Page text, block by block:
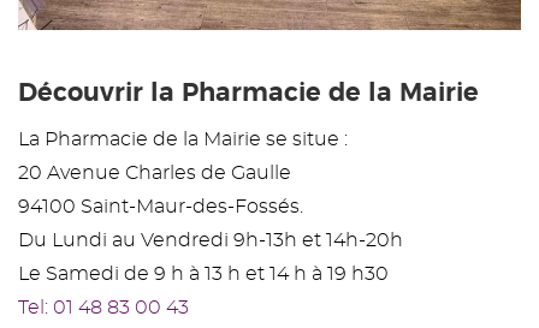
Découvrir la Pharmacie de la Mairie
La Pharmacie de la Mairie se situe :
20 Avenue Charles de Gaulle
94100 Saint-Maur-des-Fossés.
Du Lundi au Vendredi 9h-13h et 14h-20h
Le Samedi de 9 h à 13 h et 14 h à 19 h30
Tel: 01 48 83 00 43